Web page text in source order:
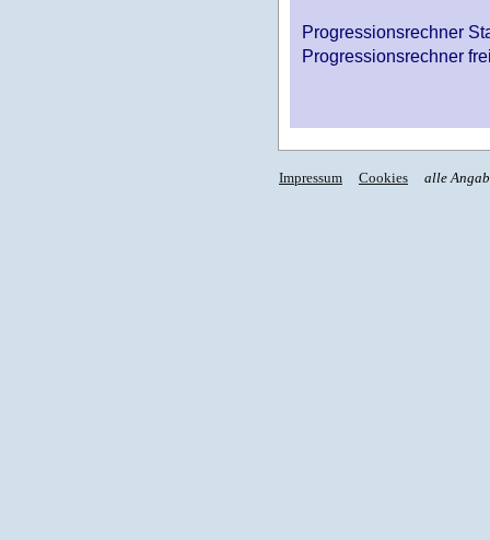
Progressionsrechner
Progressionsrechner
Impressum Cookies alle